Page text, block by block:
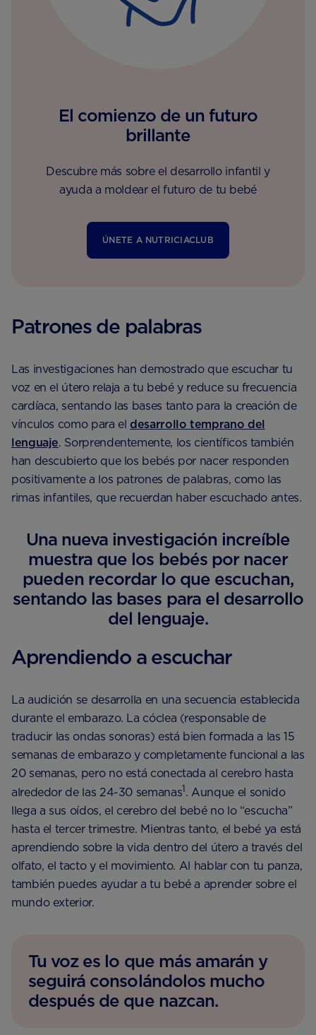
El comienzo de un futuro
brillante
Descubre más sobre el desarrollo infantil y
ayuda a moldear el futuro de tu bebé
ÚNETE A NUTRICIACLUB
Patrones de palabras
Las investigaciones han demostrado que escuchar tu
voz en el útero relaja a tu bebé y reduce su frecuencia
cardíaca, sentando las bases tanto para la creación de
vínculos como para el desarrollo temprano del
lenguaje. Sorprendentemente, los científicos también
han descubierto que los bebés por nacer responden
positivamente a los patrones de palabras, como las
rimas infantiles, que recuerdan haber escuchado antes.
Una nueva investigación increíble
muestra que los bebés por nacer
pueden recordar lo que escuchan,
sentando las bases para el desarrollo
del lenguaje.
Aprendiendo a escuchar
La audición se desarrolla en una secuencia establecida
durante el embarazo. La cóclea (responsable de
traducir las ondas sonoras) está bien formada a las 15
semanas de embarazo y completamente funcional a las
20 semanas, pero no está conectada al cerebro hasta
alrededor de las 24-30 semanas1. Aunque el sonido
llega a sus oídos, el cerebro del bebé no lo “escucha”
hasta el tercer trimestre. Mientras tanto, el bebé ya está
aprendiendo sobre la vida dentro del útero a través del
olfato, el tacto y el movimiento. Al hablar con tu panza,
también puedes ayudar a tu bebé a aprender sobre el
mundo exterior.
Tu voz es lo que más amarán y
seguirá consolándolos mucho
después de que nazcan.